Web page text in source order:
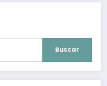
Buscar